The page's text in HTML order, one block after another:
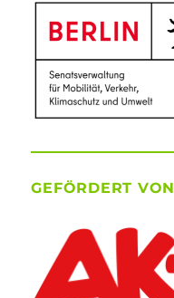
GEFÖRDERT VON